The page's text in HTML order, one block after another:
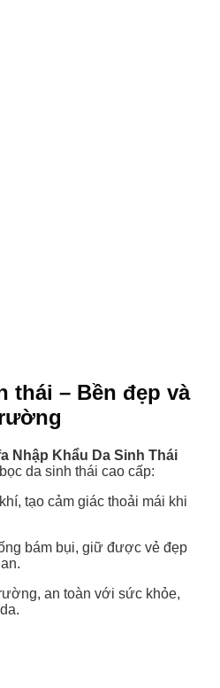
thái – Bền đẹp và
Nhập Khẩu Da Sinh Thái
da sinh thái cao cấp:
tạo cảm giác thoải mái khi
bám bụi, giữ được vẻ đẹp
an toàn với sức khỏe,